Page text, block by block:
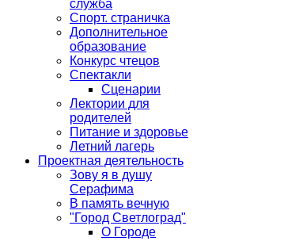
служба
Спорт. страничка
Дополнительное
образование
Конкурс чтецов
Спектакли
Сценарии
Лектории для
родителей
Питание и здоровье
Летний лагерь
Проектная деятельность
Зову я в душу
Серафима
В память вечную
"Город Светлоград"
О Городе